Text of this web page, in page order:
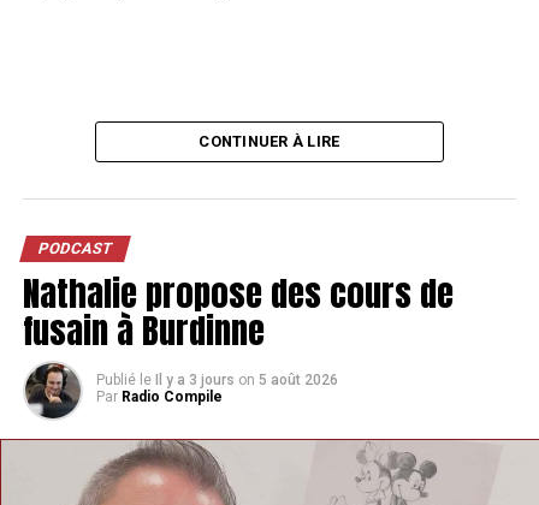
CONTINUER À LIRE
PODCAST
Nathalie propose des cours de
fusain à Burdinne
Publié le Il y a 3 jours on 5 août 2026
Par Radio Compile